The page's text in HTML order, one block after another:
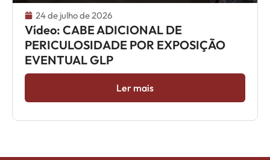
24 de julho de 2026
Vídeo: CABE ADICIONAL DE
PERICULOSIDADE POR EXPOSIÇÃO
EVENTUAL GLP
Ler mais